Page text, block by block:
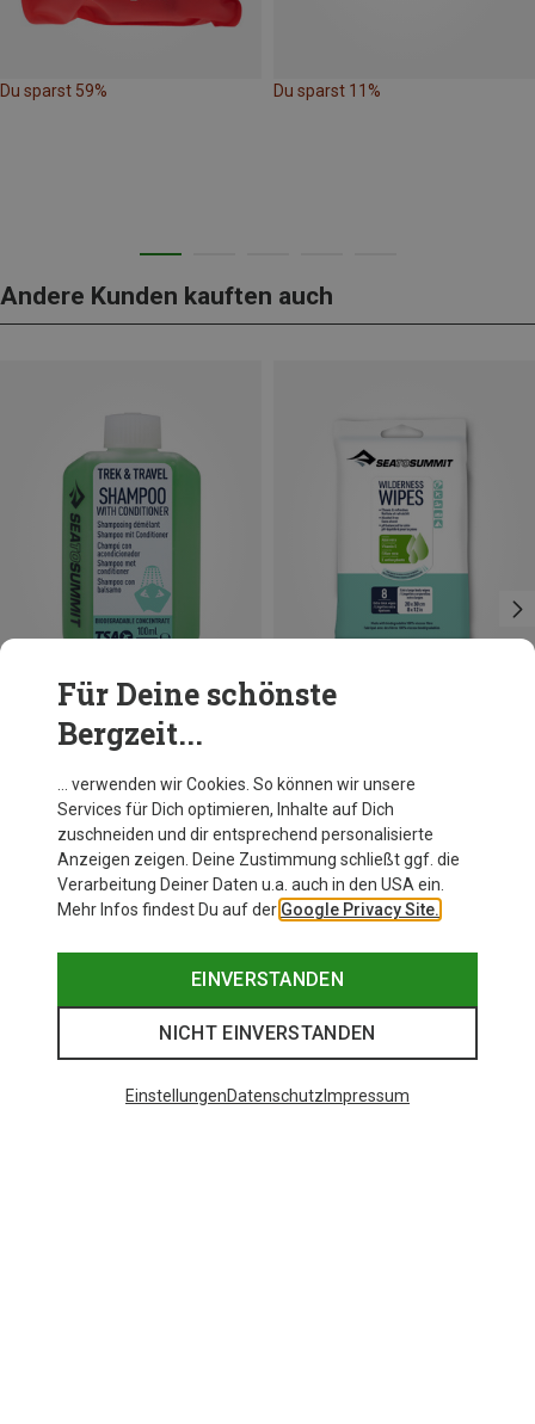
Du sparst 59% Du sparst 11%
Andere Kunden kauften auch
Sea to Summit
Trek & Travel Liquid Conditioning Shampoo
100ML
Sea to Summit
Wilderness Wipes Feuchttücher
6,95 €
Für Deine schönste
Bergzeit...
… verwenden wir Cookies. So können wir unsere
Services für Dich optimieren, Inhalte auf Dich
zuschneiden und dir entsprechend personalisierte
Anzeigen zeigen. Deine Zustimmung schließt ggf. die
Verarbeitung Deiner Daten u.a. auch in den USA ein.
Mehr Infos findest Du auf der Google Privacy Site.
EINVERSTANDEN
NICHT EINVERSTANDEN
EinstellungenDatenschutz Impressum